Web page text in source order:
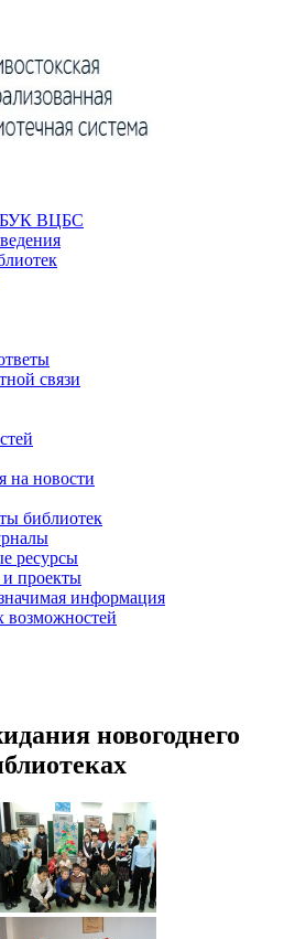
ВЦБС
связи
на новости
библиотек
ресурсы
проекты
информация
новогоднего